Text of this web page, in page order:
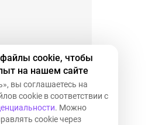
cookie, чтобы
на нашем сайте
вы соглашаетесь на
cookie в соответствии с
. Можно
cookie через